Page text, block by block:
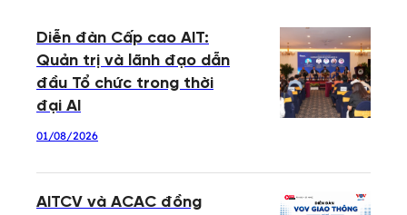
Diễn đàn Cấp cao AIT:
Quản trị và lãnh đạo dẫn
đầu Tổ chức trong thời
đại AI
01/08/2026
AITCV và ACAC đồng